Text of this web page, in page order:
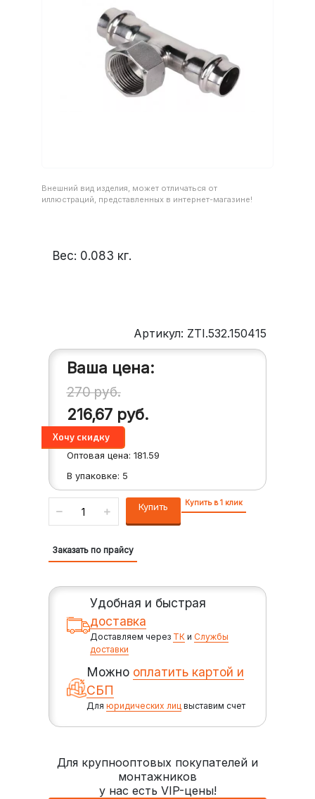
Внешний вид изделия, может отличаться от
иллюстраций, представленных в интернет-магазине!
Вес: 0.083 кг.
Артикул: ZTI.532.150415
Ваша цена:
270руб.
216,67 руб.
Оптовая цена: 181.59
В упаковке: 5
Купить Купить в 1 клик
Заказать по прайсу
Удобная и быстрая
доставка
Доставляем через ТК иСлужбы
доставки
Можно оплатить картой и
СБП
Дляюридических лиц выставим счет
Для крупнооптовых покупателей и
монтажников
у нас есть VIP-цены!